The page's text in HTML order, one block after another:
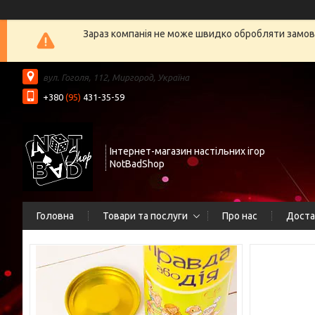
Зараз компанія не може швидко обробляти
вул. Гоголя, 112, Миргород, Україна
+380 (95) 431-35-59
Інтернет-магазин настільних ігор
NotBadShop
Головна Товари та послуги Про нас